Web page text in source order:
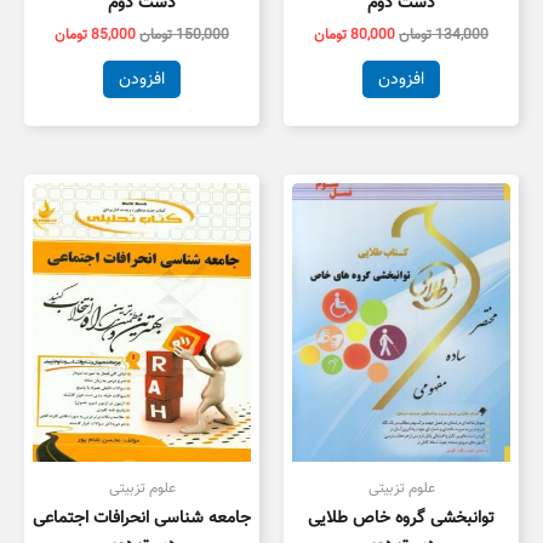
134,000تومان80,000تومان
افزودن
150,000تومان85,000تومان
افزودن
علوم تزبیتی
توانبخشی گروه خاص طلایی
علوم تزبیتی
جامعه شناسی انحرافات اجتماعی